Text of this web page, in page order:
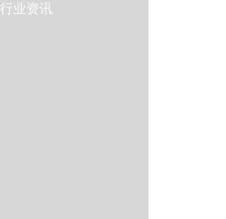
行业资讯